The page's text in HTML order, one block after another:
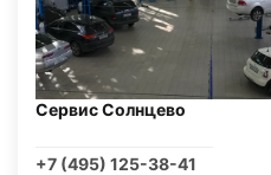
Сервис Солнцево
+7 (495) 125-38-41